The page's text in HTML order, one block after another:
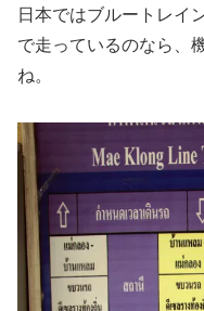
日本ではブルートレイ
で走っているのなら、
ね。